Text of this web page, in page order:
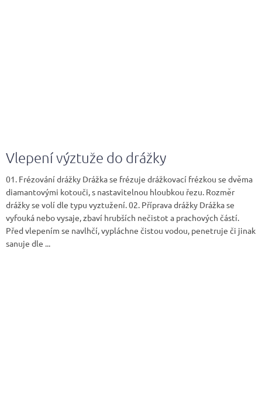
Vlepení výztuže do drážky
01. Frézování drážky Drážka se frézuje drážkovací frézkou se dvěma
diamantovými kotouči, s nastavitelnou hloubkou řezu. Rozměr
drážky se volí dle typu vyztužení. 02. Příprava drážky Drážka se
vyfouká nebo vysaje, zbaví hrubších nečistot a prachových částí.
Před vlepením se navlhčí, vypláchne čistou vodou, penetruje či jinak
sanuje dle ...